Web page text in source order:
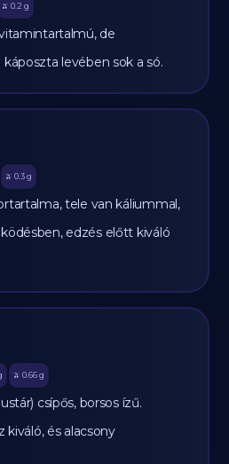
🫒 0.2 g
de
levében sok a só.
🫒 0.3 g
tele van káliummal,
edzés előtt kiváló
🫒 0.66 g
csípős, borsos ízű.
kiváló, és alacsony